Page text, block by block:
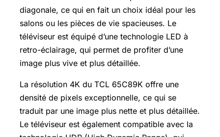
diagonale, ce qui en fait un choix idéal pour les
salons ou les pièces de vie spacieuses. Le
téléviseur est équipé d’une technologie LED à
retro-éclairage, qui permet de profiter d’une
image plus vive et plus détaillée.
La résolution 4K du TCL 65C89K offre une
densité de pixels exceptionnelle, ce qui se
traduit par une image plus nette et plus détaillée.
Le téléviseur est également compatible avec la